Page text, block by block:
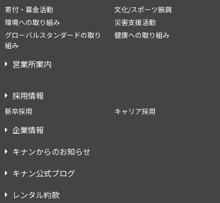
寄付・募金活動
文化/スポーツ振興
環境への取り組み
災害支援活動
グローバルスタンダードの取り
組み
健康への取り組み
営業所案内
採用情報
新卒採用 キャリア採用
企業情報
キナンからのお知らせ
キナン公式ブログ
レンタル約款